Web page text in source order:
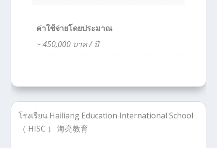
ค่าใช้จ่ายโดยประมาณ
~ 450,000 บาท / ปี
โรงเรียน Hailiang Education International School
（ HISC ） 海亮教育